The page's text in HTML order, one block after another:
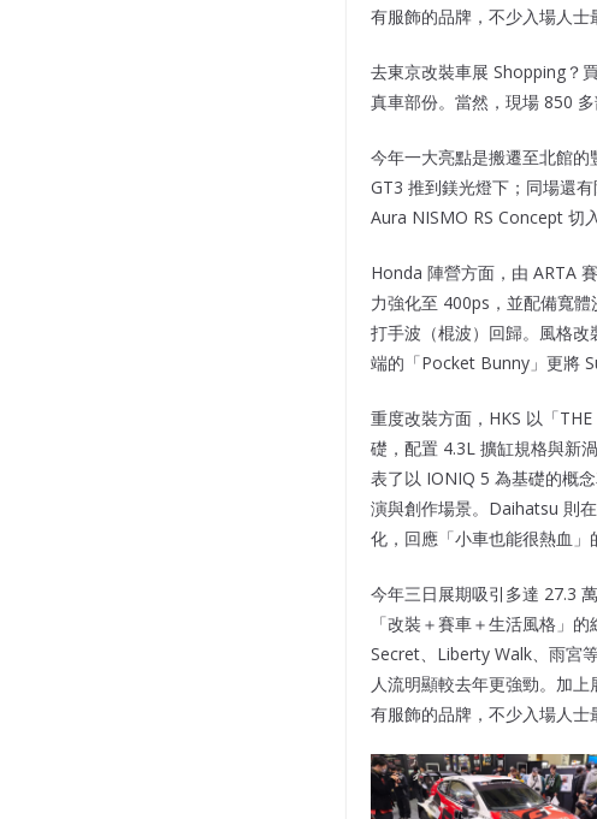
有服飾的品牌，不少入場人士
去東京改裝車展 Shopping？
真車部份。當然，現場 850
今年一大亮點是搬遷至北館
GT3 推到鎂光燈下；同場還
Aura NISMO RS Concept 切
Honda 陣營方面，由 ARTA
力強化至 400ps，並配備寬
打手波（棍波）回歸。風格
端的「Pocket Bunny」更將
重度改裝方面，HKS 以「
礎，配置 4.3L 擴缸規格與新
表了以 IONIQ 5 為基礎的概
演與創作場景。Daihatsu 則
化，回應「小車也能很熱血」
今年三日展期吸引多達 27.3
「改裝＋賽車＋生活風格」
Secret、Liberty Walk、雨宮
人流明顯較去年更強勁。加
有服飾的品牌，不少入場人士